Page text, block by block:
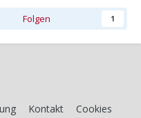
Folgen 1
Kontakt Cookies